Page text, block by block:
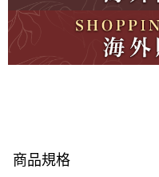
商品規格